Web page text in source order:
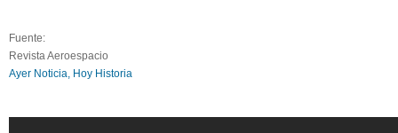
Fuente:
Revista Aeroespacio
Ayer Noticia, Hoy Historia